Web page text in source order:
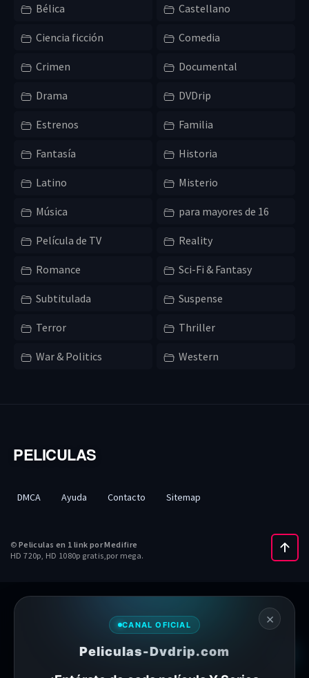
Bélica Castellano
Ciencia ficción Comedia
Crimen Documental
Drama DVDrip
Estrenos Familia
Fantasía Historia
Latino Misterio
Música para mayores de 16
Película de TV Reality
Romance Sci-Fi & Fantasy
Subtitulada Suspense
Terror Thriller
War & Politics Western
PELICULAS
© Peliculas en 1 link por Medifire
HD 720p, HD 1080p gratis,por mega.
DMCA Ayuda Contacto Sitemap
×
CANAL OFICIAL
Peliculas-Dvdrip.com